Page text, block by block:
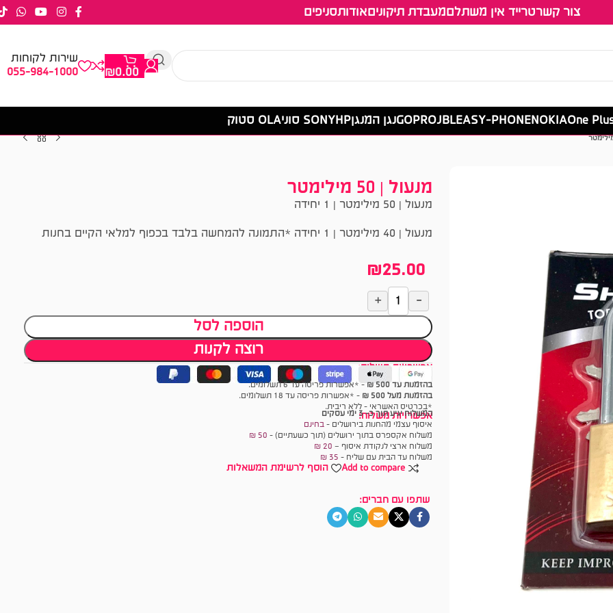
צור קשרטרייד אין משתלםמעבדת תיקוניםאודותסניפים
₪0.00
שירות לקוחות
055-984-1000
One
NOKIA
EASY-PHONE
JBL
GOPROנגן המנגןHPSONY סוני OLA סטוק
מנעול | 50 מילימטר
מנעול | 50 מילימטר | 1 יחידה
מנעול | 40 מילימטר | 1 יחידה *התמונה להמחשה בלבד בכפוף למלאי הקיים בחנות
₪25.00
הוספה לסל
רוצה לקנות
אפשרויות תשלום:
בהזמנות עד 500 ₪
- *אפשרות פריסה עד 6 תשלומים.
בהזמנות מעל 500 ₪
- *אפשרות פריסה עד 18 תשלומים.
*בכרטיס האשראי - ללא ריבית.
אפשרויות משלוח:
המשלוח יגיע תוך כ- 3 ימי עסקים
איסוף עצמי מהחנות בירושלים - בחינם
משלוח אקספרס בתוך ירושלים (תוך כשעתיים) - 50 ₪
משלוח ארצי לנקודת איסוף – 20 ₪
משלוח עד הבית עם שליח - 35
₪
Add to compare הוסף לרשימת המשאלות
שתפו עם חברים: